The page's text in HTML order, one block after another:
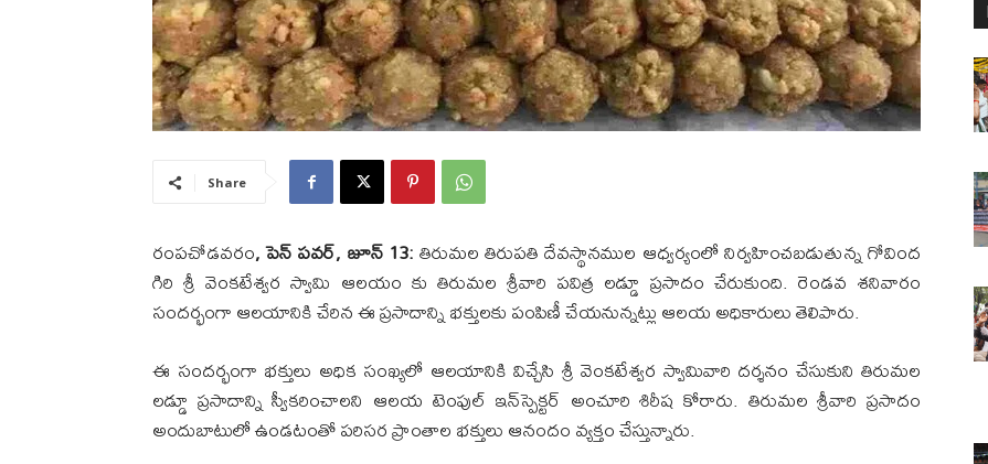
Share
రంపచోడవరం, పెన్ పవర్, జూన్ 13:తిరుమల తిరుపతి దేవస్థానముల ఆధ్వర్యంలో నిర్వహించబడుతున్న గోవింద
గిరి శ్రీ వెంకటేశ్వర స్వామి ఆలయం కు తిరుమల శ్రీవారి పవిత్ర లడ్డూ ప్రసాదం చేరుకుంది. రెండవ శనివారం
సందర్భంగా ఆలయానికి చేరిన ఈ ప్రసాదాన్ని భక్తులకు పంపిణీ చేయనున్నట్లు ఆలయ అధికారులు తెలిపారు.
ఈ సందర్భంగా భక్తులు అధిక సంఖ్యలో ఆలయానికి విచ్చేసి శ్రీ వెంకటేశ్వర స్వామివారి దర్శనం చేసుకుని తిరుమల
లడ్డూ ప్రసాదాన్ని స్వీకరించాలని ఆలయ టెంపుల్ ఇన్‌స్పెక్టర్ అంచూరి శిరీష కోరారు. తిరుమల శ్రీవారి ప్రసాదం
అందుబాటులో ఉండటంతో పరిసర ప్రాంతాల భక్తులు ఆనందం వ్యక్తం చేస్తున్నారు.